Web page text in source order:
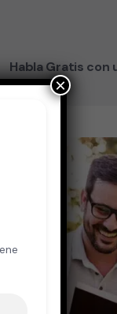
Habla Gratis con
×